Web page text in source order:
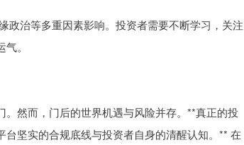
政治等多重因素影响。投资者需要不断学习，关注
。
然而，门后的世界机遇与风险并存。**真正的投
坚实的合规底线与投资者自身的清醒认知。** 在